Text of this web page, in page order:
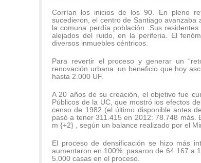
Corrían los inicios de los 90. En pleno
sucedieron, el centro de Santiago
la comuna perdía población. Sus
alejados del ruido, en la periferia. El
diversos inmuebles céntricos.
Para revertir el proceso y generar un
renovación urbana: un beneficio que hoy
hasta 2.000 UF.
A 20 años de su creación, el objetivo fue
Públicos de la UC, que mostró los efectos
censo de 1982 (el último disponible antes
pasó a tener 311.415 en 2012: 78.748 más.
m {+2} , según un balance realizado por el
El proceso de densificación se hizo más
aumentaron en 100%: pasaron de 64.167 a
5.000 casas en el proceso.